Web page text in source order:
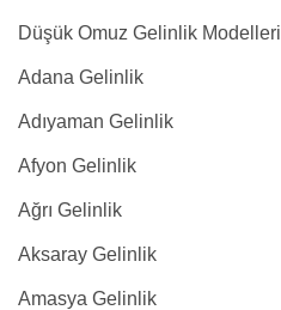
Düşük Omuz Gelinlik Modelleri
Adana Gelinlik
Adıyaman Gelinlik
Afyon Gelinlik
Ağrı Gelinlik
Aksaray Gelinlik
Amasya Gelinlik